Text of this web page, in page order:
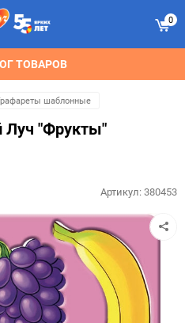
ТОВАРОВ
0
шаблонные
Луч "Фрукты"
Артикул:380453